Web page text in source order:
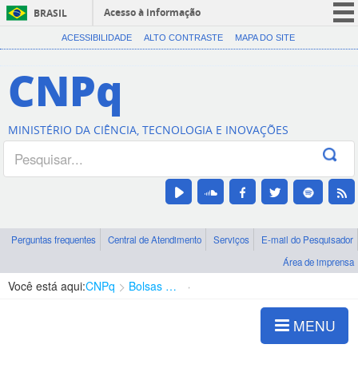
BRASIL
Acesso à informação
CORONAVÍRUS (COVID-19)
Canais
ACESSIBILIDADE ALTO CONTRASTE MAPA DO SITE
CNPq
MINISTÉRIO DA CIÊNCIA, TECNOLOGIA E INOVAÇÕES
Perguntas frequentes Central de Atendimento Serviços
E-mail do Pesquisador
Área de imprensa
Você está aqui:CNPq Bolsas e Auxílios Vigentes
MENU